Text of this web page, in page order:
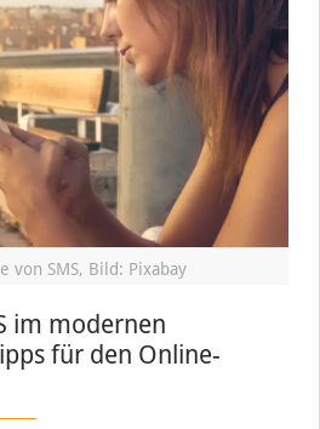
von SMS, Bild: Pixabay
im modernen
für den Online-